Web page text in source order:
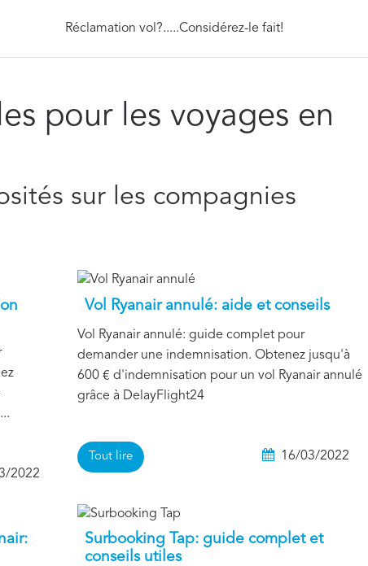
Réclamation vol?.....Considérez-le fait!
pour les voyages en
sur les compagnies
2022
Vol Ryanair annulé: aide et conseils
Vol Ryanair annulé: guide complet pour
demander une indemnisation. Obtenez jusqu'à
600 € d'indemnisation pour un vol Ryanair annulé
grâce à DelayFlight24
Tout lire 16/03/2022
Surbooking Tap: guide complet et
conseils utiles